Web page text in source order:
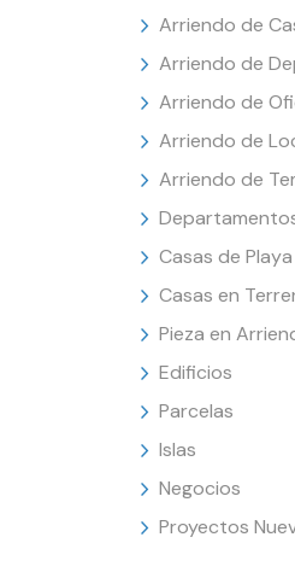
Arriendo de
Arriendo de
Arriendo de
Arriendo de
Arriendo de
Casas de Playa
Casas en
Pieza en
Edificios
Parcelas
Islas
Negocios
Proyectos